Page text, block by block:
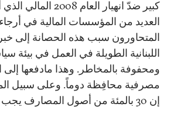
كبير ضدّ انهيار العام
العديد من المؤسسات المالية في أرجاء
المتحاورون سبب هذه الحصانة إلى
اللبنانية الطويلة في العمل في بيئة
ومحفوفة بالمخاطر. وهذا مادفعها
مصرفية محافِظة دوماً. وعلى سبيل
إن 30 بالمئة من أصول المصارف يجب أن تكون نقدية.